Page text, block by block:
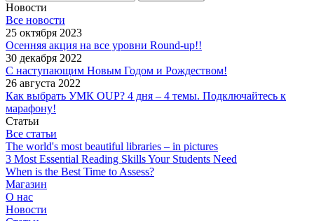
Новости
Все новости
25 октября 2023
Осенняя акция на все уровни Round-up!!
30 декабря 2022
С наступающим Новым Годом и Рождеством!
26 августа 2022
Как выбрать УМК OUP? 4 дня – 4 темы. Подключайтесь к
марафону!
Статьи
Все статьи
The world's most beautiful libraries – in pictures
3 Most Essential Reading Skills Your Students Need
When is the Best Time to Assess?
Магазин
О нас
Новости